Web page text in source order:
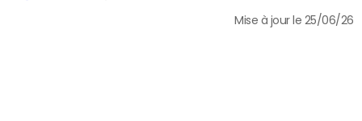
Mise à jour le 25/06/26